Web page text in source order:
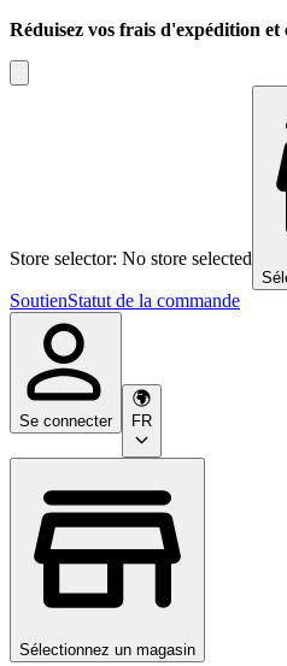
Réduisez vos frais d'expédition et
Store selector: No store selected
SoutienStatut de la commande
Se connecter FR
Sélectionnez un magasin